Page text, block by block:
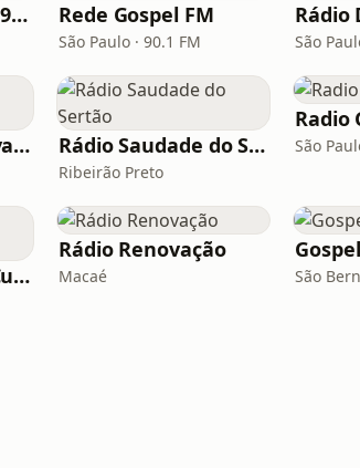
Rádio Melodia FM 97,5 Rede Gospel FM
São Paulo · 90.1 FM
Rádio
São
Rádio Nordeste Evangélica Rádio Saudade do Sertão
Ribeirão Preto
Radio
São
Rádio Gospel FM Curitiba
Rádio Renovação
Macaé São